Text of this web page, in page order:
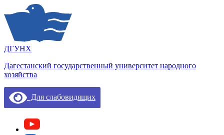
ДГУНХ
Дагестанский государственный университет народного
хозяйства
Для слабовидящих